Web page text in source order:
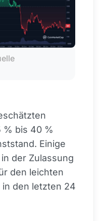
% bis 40 %
Einige
der Zulassung
den leichten
in den letzten 24